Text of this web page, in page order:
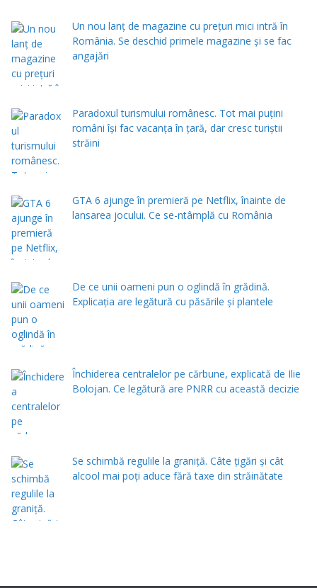
Un nou lanț de magazine cu prețuri mici intră în
România. Se deschid primele magazine și se fac
angajări
Paradoxul turismului românesc. Tot mai puțini
români își fac vacanța în țară, dar cresc turiștii
străini
GTA 6 ajunge în premieră pe Netflix, înainte de
lansarea jocului. Ce se-ntâmplă cu România
De ce unii oameni pun o oglindă în grădină.
Explicația are legătură cu păsările și plantele
Închiderea centralelor pe cărbune, explicată de Ilie
Bolojan. Ce legătură are PNRR cu această decizie
Se schimbă regulile la graniță. Câte țigări și cât
alcool mai poți aduce fără taxe din străinătate